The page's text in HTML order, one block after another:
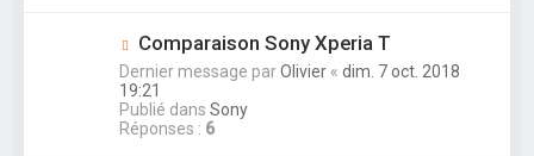
Comparaison Sony Xperia T
Dernier message parOlivier « dim. 7 oct. 2018
19:21
Publié dans Sony
Réponses : 6